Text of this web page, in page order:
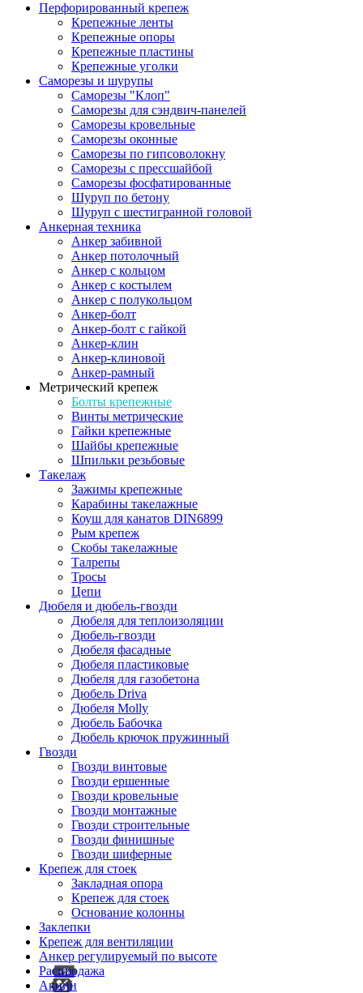
Перфорированный крепеж
Крепежные ленты
Крепежные опоры
Крепежные пластины
Крепежные уголки
Саморезы и шурупы
Саморезы "Клоп"
Саморезы для сэндвич-панелей
Саморезы кровельные
Саморезы оконные
Саморезы по гипсоволокну
Саморезы с прессшайбой
Саморезы фосфатированные
Шуруп по бетону
Шуруп с шестигранной головой
Анкерная техника
Анкер забивной
Анкер потолочный
Анкер с кольцом
Анкер с костылем
Анкер с полукольцом
Анкер-болт
Анкер-болт с гайкой
Анкер-клин
Анкер-клиновой
Анкер-рамный
Метрический крепеж
Болты крепежные
Винты метрические
Гайки крепежные
Шайбы крепежные
Шпильки резьбовые
Такелаж
Зажимы крепежные
Карабины такелажные
Коуш для канатов DIN6899
Рым крепеж
Скобы такелажные
Талрепы
Тросы
Цепи
Дюбеля и дюбель-гвозди
Дюбеля для теплоизоляции
Дюбель-гвозди
Дюбеля фасадные
Дюбеля пластиковые
Дюбеля для газобетона
Дюбель Driva
Дюбеля Molly
Дюбель Бабочка
Дюбель крючок пружинный
Гвозди
Гвозди винтовые
Гвозди ершенные
Гвозди кровельные
Гвозди монтажные
Гвозди строительные
Гвозди финишные
Гвозди шиферные
Крепеж для стоек
Закладная опора
Крепеж для стоек
Основание колонны
Заклепки
Крепеж для вентиляции
Анкер регулируемый по высоте
Распродажа
Акции